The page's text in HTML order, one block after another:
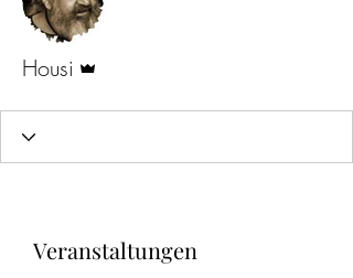
Housi
Veranstaltungen